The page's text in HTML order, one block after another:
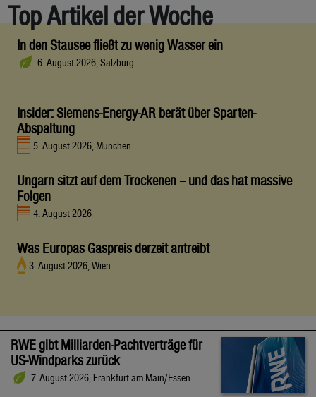
Top Artikel der Woche
In den Stausee fließt zu wenig Wasser ein
6. August 2026, Salzburg
Insider: Siemens-Energy-AR berät über Sparten-
Abspaltung
5. August 2026, München
Ungarn sitzt auf dem Trockenen – und das hat massive
Folgen
4. August 2026
Was Europas Gaspreis derzeit antreibt
3. August 2026, Wien
RWE gibt Milliarden-Pachtverträge für
US-Windparks zurück
7. August 2026, Frankfurt am Main/Essen